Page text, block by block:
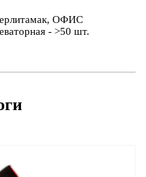
ОФИС
- >50 шт.